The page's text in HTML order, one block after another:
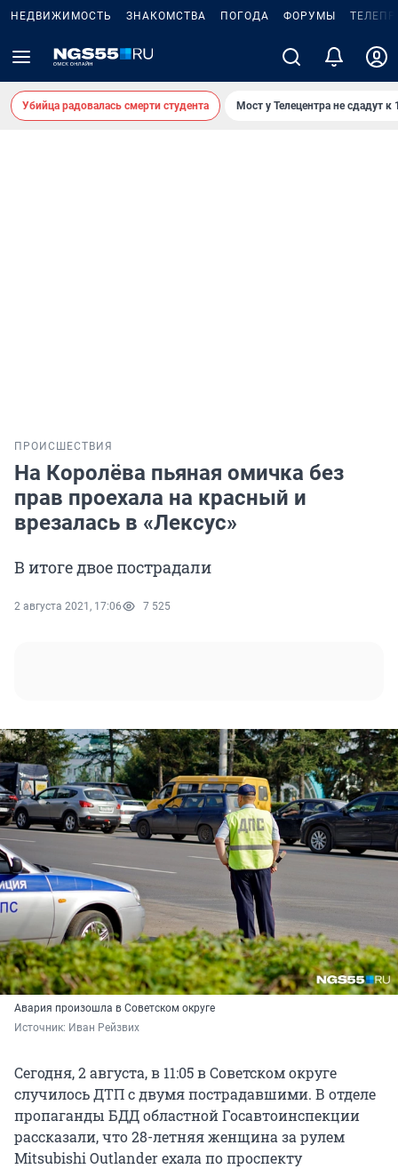
НЕДВИЖИМОСТЬ ЗНАКОМСТВА ПОГОДА ФОРУМЫ
Убийца радовалась смерти студента Мост у Телецентра не сдадут к
ПРОИСШЕСТВИЯ
На Королёва пьяная омичка без
прав проехала на красный и
врезалась в «Лексус»
В итоге двое пострадали
2 августа 2021, 17:06 7 525
Авария произошла в Советском округе
Источник: Иван Рейзвих
Сегодня, 2 августа, в 11:05 в Советском округе
случилось ДТП с двумя пострадавшими. В отделе
пропаганды БДД областной Госавтоинспекции
рассказали, что 28-летняя женщина за рулем
Mitsubishi Outlander ехала по проспекту